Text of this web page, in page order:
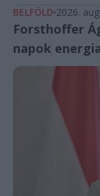
BELFÖLD 2026.
Forsthoffer
napok